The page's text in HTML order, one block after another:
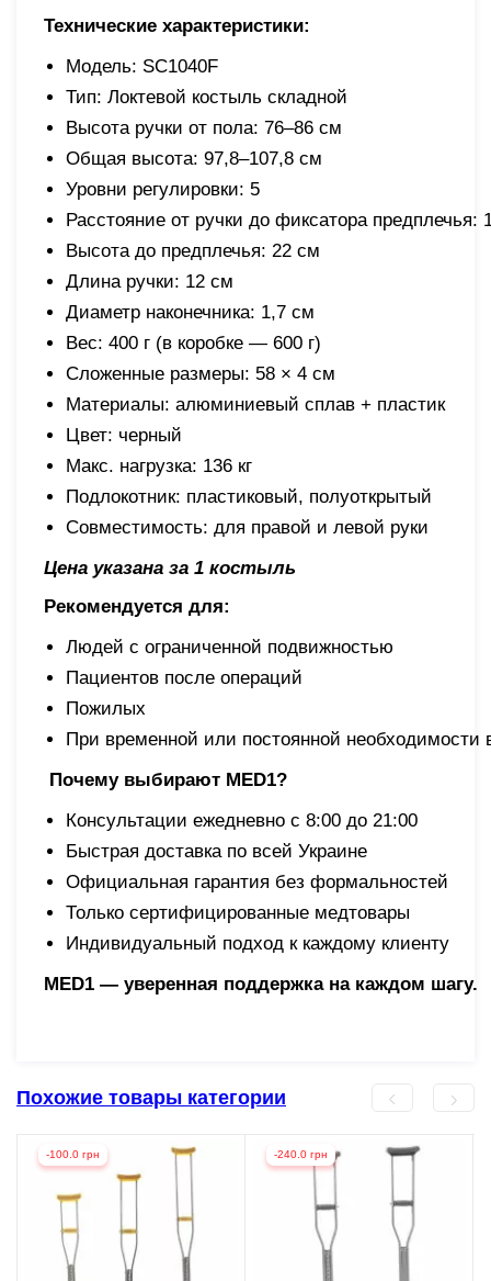
Технические характеристики:
Модель: SC1040F
Тип: Локтевой костыль складной
Высота ручки от пола: 76–86 см
Общая высота: 97,8–107,8 см
Уровни регулировки: 5
Расстояние от ручки до фиксатора предплечья:
Высота до предплечья: 22 см
Длина ручки: 12 см
Диаметр наконечника: 1,7 см
Вес: 400 г (в коробке — 600 г)
Сложенные размеры: 58 × 4 см
Материалы: алюминиевый сплав + пластик
Цвет: черный
Макс. нагрузка: 136 кг
Подлокотник: пластиковый, полуоткрытый
Совместимость: для правой и левой руки
Цена указана за 1 костыль
Рекомендуется для:
Людей с ограниченной подвижностью
Пациентов после операций
Пожилых
При временной или постоянной необходимости
Почему выбирают MED1?
Консультации ежедневно с 8:00 до 21:00
Быстрая доставка по всей Украине
Официальная гарантия без формальностей
Только сертифицированные медтовары
Индивидуальный подход к каждому клиенту
MED1 — уверенная поддержка на каждом шагу.
Похожие товары категории
-100.0 грн -240.0 грн